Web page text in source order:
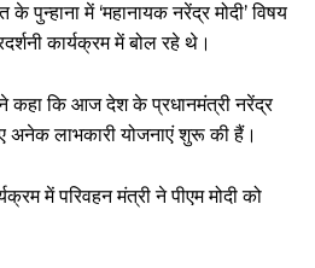
के पुन्हाना में ‘महानायक नरेंद्र मोदी’ विषय
कार्यक्रम में बोल रहे थे।
ने कहा कि आज देश के प्रधानमंत्री नरेंद्र
अनेक लाभकारी योजनाएं शुरू की हैं।